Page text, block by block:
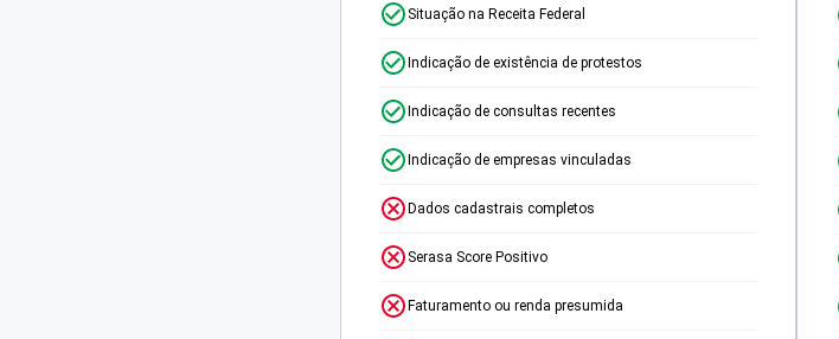
Situação na Receita Federal
Indicação de existência de protestos
Indicação de consultas recentes
Indicação de empresas vinculadas
Dados cadastrais completos
Serasa Score Positivo
Faturamento ou renda presumida